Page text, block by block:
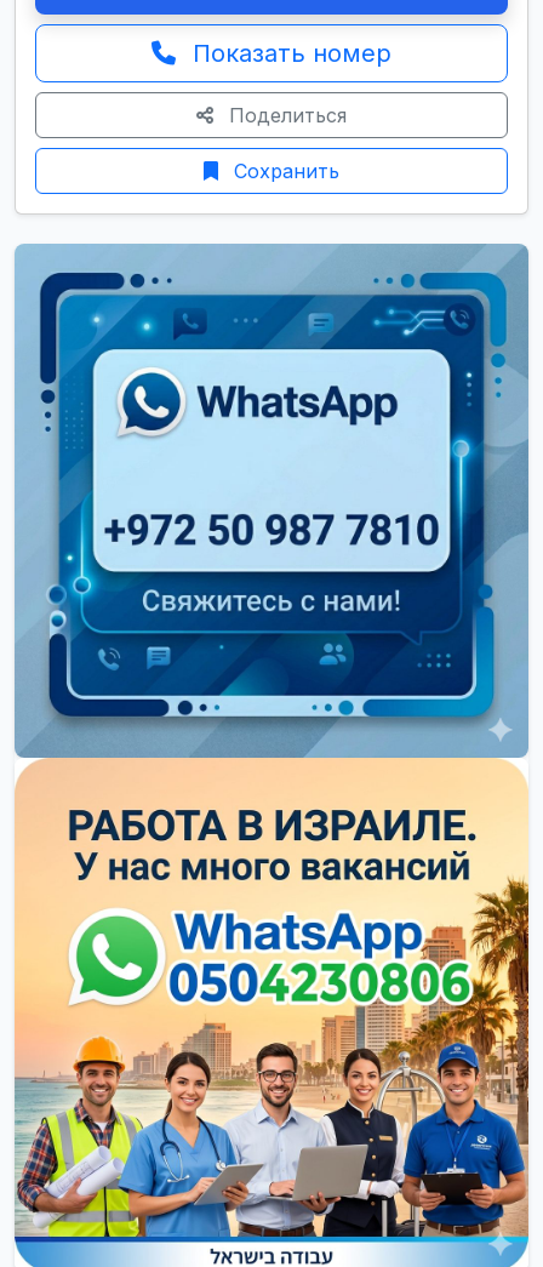
Показать номер
Поделиться
Сохранить